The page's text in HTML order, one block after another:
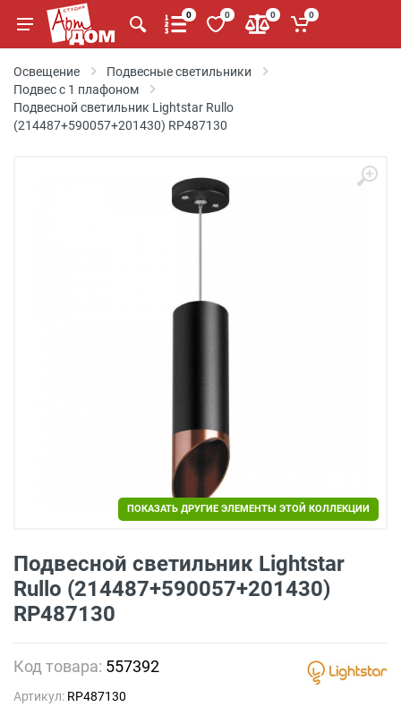
0 0 0 0
Освещение
Подвесные светильники
Подвес с 1 плафоном
Подвесной светильник Lightstar Rullo
(214487+590057+201430) RP487130
ПОКАЗАТЬ ДРУГИЕ ЭЛЕМЕНТЫ ЭТОЙ КОЛЛЕКЦИИ
Подвесной светильник Lightstar
Rullo (214487+590057+201430)
RP487130
Код товара: 557392
Артикул: RP487130